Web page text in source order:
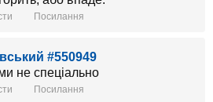
Посилання
#550949
не спеціально
Посилання